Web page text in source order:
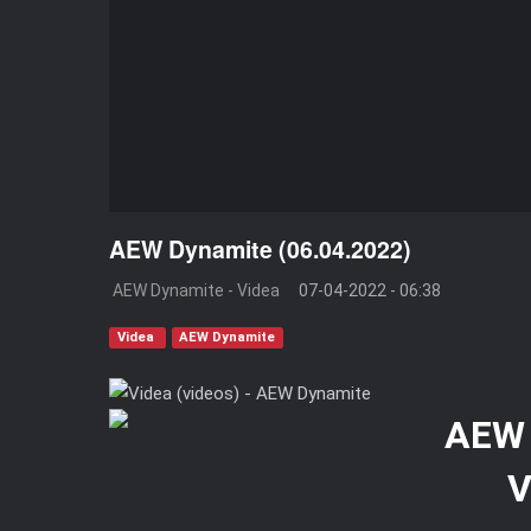
AEW Dynamite (06.04.2022)
AEW Dynamite - Videa 07-04-2022 - 06:38
Videa AEW Dynamite